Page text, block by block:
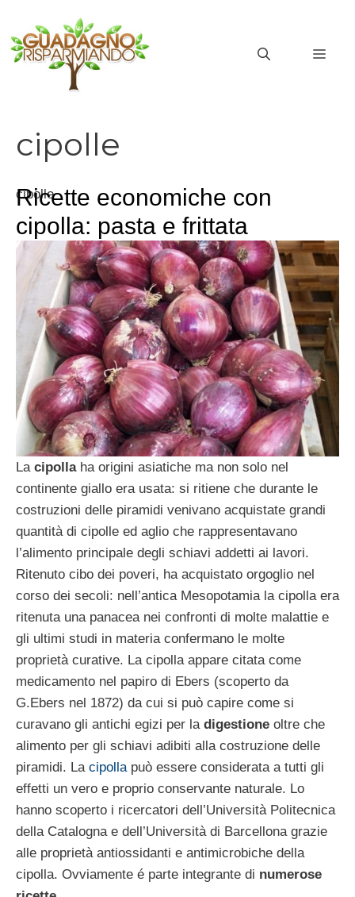
contenuto
cipolle
cipolle
Ricette economiche con
cipolla: pasta e frittata
La cipollaha origini asiatiche ma non solo nel
continente giallo era usata: si ritiene che durante le
costruzioni delle piramidi venivano acquistate grandi
quantità di cipolle ed aglio che rappresentavano
l’alimento principale degli schiavi addetti ai lavori.
Ritenuto cibo dei poveri, ha acquistato orgoglio nel
corso dei secoli: nell’antica Mesopotamia la cipolla era
ritenuta una panacea nei confronti di molte malattie e
gli ultimi studi in materia confermano le molte
proprietà curative. La cipolla appare citata come
medicamento nel papiro di Ebers (scoperto da
G.Ebers nel 1872) da cui si può capire come si
curavano gli antichi egizi per la digestione oltre che
alimento per gli schiavi adibiti alla costruzione delle
piramidi. La cipollapuò essere considerata a tutti gli
effetti un vero e proprio conservante naturale. Lo
hanno scoperto i ricercatori dell’Università Politecnica
della Catalogna e dell’Università di Barcellona grazie
alle proprietà antiossidanti e antimicrobiche della
cipolla. Ovviamente é parte integrante di numerose